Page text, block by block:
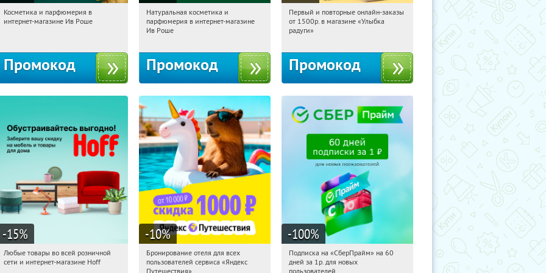
20:34:04 Получили:
Косметика и парфюмерия в
интернет-магазине Ив Роше
Промокод
20:34:04 Получили:
Россия
Натуральная косметика и
парфюмерия в интернет-магазине
Ив Роше
Промокод
20:34:04 Получили:1
Россия
Первый и повторные онлайн-заказы
от 1500р. в магазине «Улыбка
радуги»
Промокод
-15%
20:34:04 Получили:
Любые товары во всей розничной
сети и интернет-магазине Hoff
-10%
20:34:04 Получили:
Россия
Бронирование отеля для всех
пользователей сервиса «Яндекс
Путешествия»
-100%
20:34:04 Получили:
Россия
Подписка на «СберПрайм» на 60
дней за 1р. для новых
пользователей